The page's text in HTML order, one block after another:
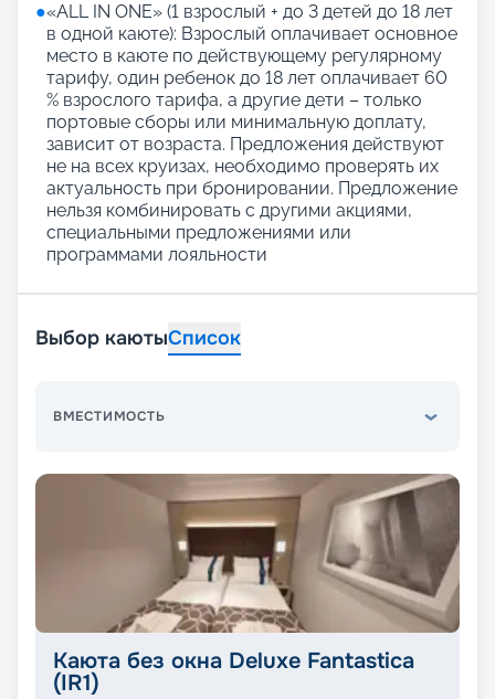
●«АLL IN ONE» (1 взрослый + до 3 детей до 18 лет
в одной каюте): Взрослый оплачивает основное
место в каюте по действующему регулярному
тарифу, один ребенок до 18 лет оплачивает 60
% взрослого тарифа, а другие дети – только
портовые сборы или минимальную доплату,
зависит от возраста. Предложения действуют
не на всех круизах, необходимо проверять их
актуальность при бронировании. Предложение
нельзя комбинировать с другими акциями,
специальными предложениями или
программами лояльности
Выбор каютыСписок
ВМЕСТИМОСТЬ
Каюта без окна Deluxe Fantastica
(IR1)